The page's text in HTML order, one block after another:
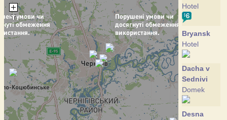
Hotel
Bryansk
Hotel
Dacha v
Sednivi
Domek
Desna